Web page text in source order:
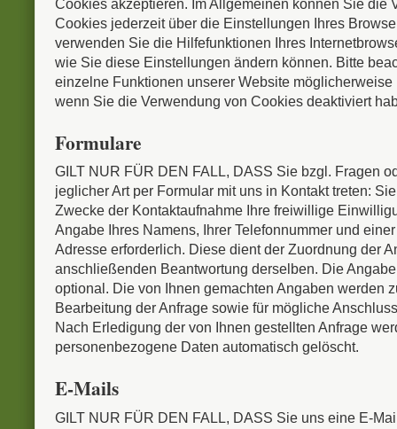
Cookies akzeptieren. Im Allgemeinen können Sie die
Cookies jederzeit über die Einstellungen Ihres
verwenden Sie die Hilfefunktionen Ihres
wie Sie diese Einstellungen ändern können. Bitte
einzelne Funktionen unserer Website möglicherweise
wenn Sie die Verwendung von Cookies deaktiviert
Formulare
GILT NUR FÜR DEN FALL, DASS Sie bzgl. Fragen
jeglicher Art per Formular mit uns in Kontakt treten:
Zwecke der Kontaktaufnahme Ihre freiwillige
Angabe Ihres Namens, Ihrer Telefonnummer und
Adresse erforderlich. Diese dient der Zuordnung der
anschließenden Beantwortung derselben. Die
optional. Die von Ihnen gemachten Angaben werden
Bearbeitung der Anfrage sowie für mögliche
Nach Erledigung der von Ihnen gestellten Anfrage
personenbezogene Daten automatisch gelöscht.
E-Mails
GILT NUR FÜR DEN FALL, DASS Sie uns eine E-